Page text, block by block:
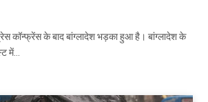
कॉन्फ्रेंस के बाद बांग्लादेश भड़का हुआ है। बांग्लादेश के
में…